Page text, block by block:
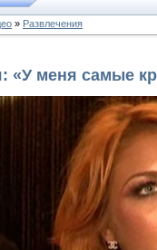
» Развлечения
«У меня самые